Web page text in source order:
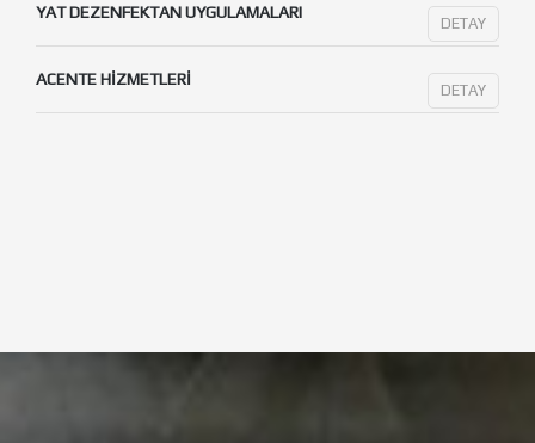
YAT DEZENFEKTAN UYGULAMALARI
DETAY
ACENTE HIZMETLERI
DETAY